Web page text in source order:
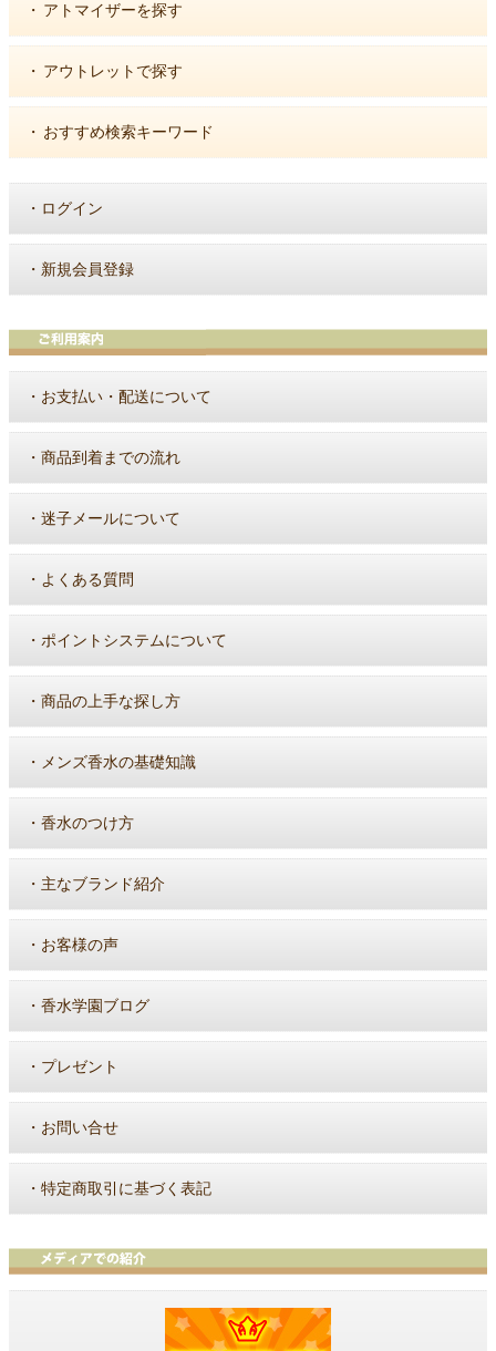
・ アトマイザーを探す
・ アウトレットで探す
・ おすすめ検索キーワード
・ ログイン
・ 新規会員登録
・ お支払い・配送について
・ 商品到着までの流れ
・ 迷子メールについて
・ よくある質問
・ ポイントシステムについて
・ 商品の上手な探し方
・ メンズ香水の基礎知識
・ 香水のつけ方
・ 主なブランド紹介
・ お客様の声
・ 香水学園ブログ
・ プレゼント
・ お問い合せ
・ 特定商取引に基づく表記